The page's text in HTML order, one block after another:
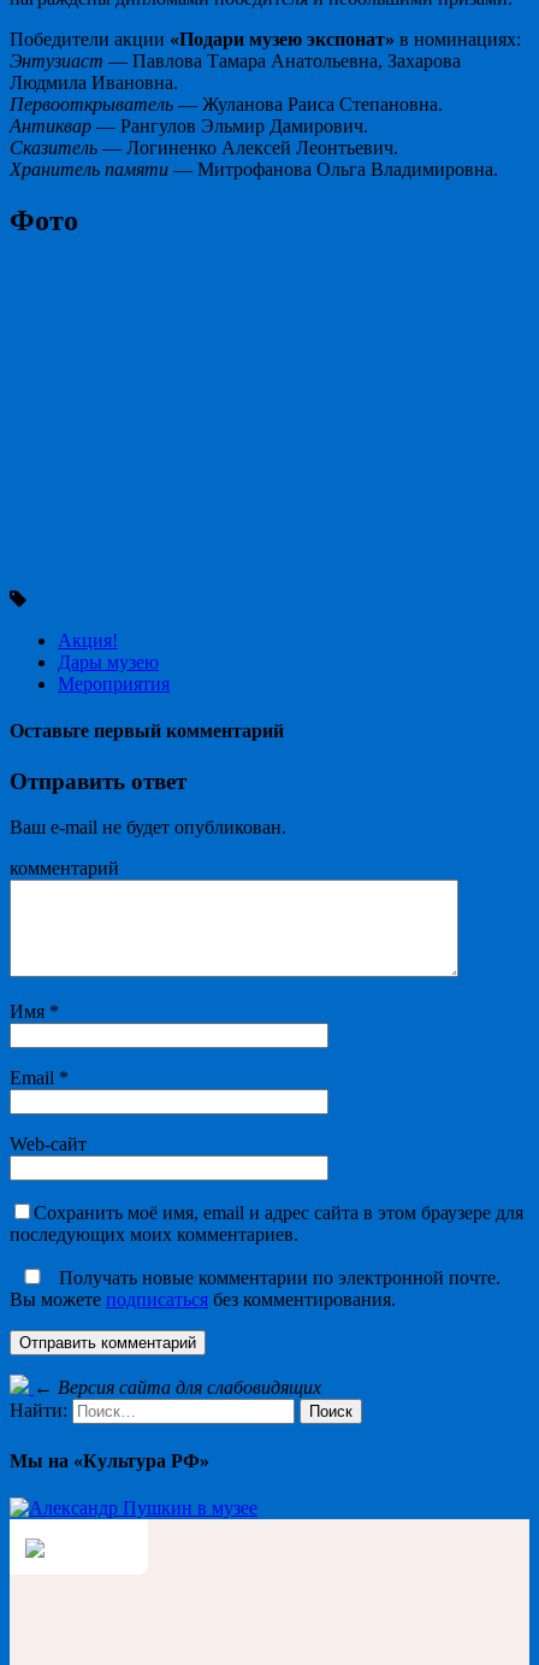
Победители акции «Подари музею экспонат» в номинациях:
Энтузиаст — Павлова Тамара Анатольевна, Захарова
Людмила Ивановна.
Первооткрыватель — Жуланова Раиса Степановна.
Антиквар — Рангулов Эльмир Дамирович.
Сказитель — Логиненко Алексей Леонтьевич.
Хранитель памяти — Митрофанова Ольга Владимировна.
Фото
Акция!
Дары музею
Мероприятия
Оставьте первый комментарий
Отправить ответ
Ваш e-mail не будет опубликован.
комментарий
Имя *
Email *
Web-сайт
Сохранить моё имя, email и адрес сайта в этом браузере для
последующих моих комментариев.
Получать новые комментарии по электронной почте.
Вы можете подписаться без комментирования.
← Версия сайта для слабовидящих
Найти:
Мы на «Культура РФ»